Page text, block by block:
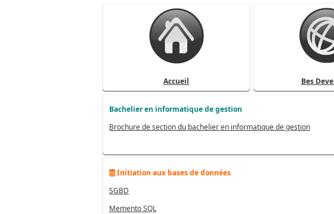
Accueil Bes
Bachelier en informatique de gestion
Brochure de section du bachelier en informatique de gestion
Initiation aux bases de données
SGBD
Memento SQL